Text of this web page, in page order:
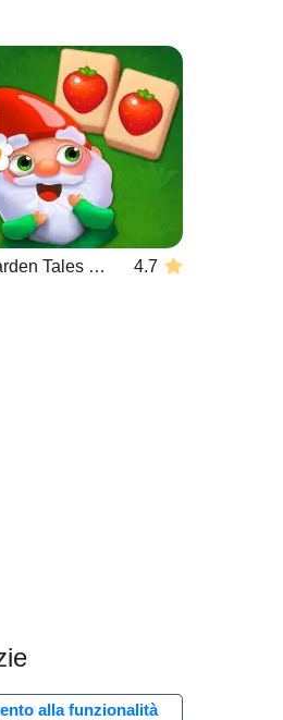
Garden Tales Mahjong 4.7
alla funzionalità